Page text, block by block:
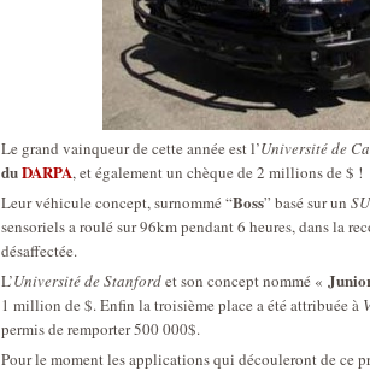
Le grand vainqueur de cette année est l’Université de
duDARPA, et également un chèque de 2 millions de $ !
Leur véhicule concept, surnommé “Boss” basé sur un
sensoriels a roulé sur 96km pendant 6 heures, dans la
désaffectée.
L’Université de Stanfordet son concept nommé «
1 million de $. Enfin la troisième place a été attribuée à
permis de remporter 500 000$.
Pour le moment les applications qui découleront de ce